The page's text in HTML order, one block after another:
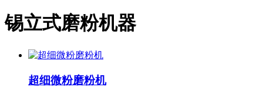
锡立式磨粉机器
超细微粉磨粉机